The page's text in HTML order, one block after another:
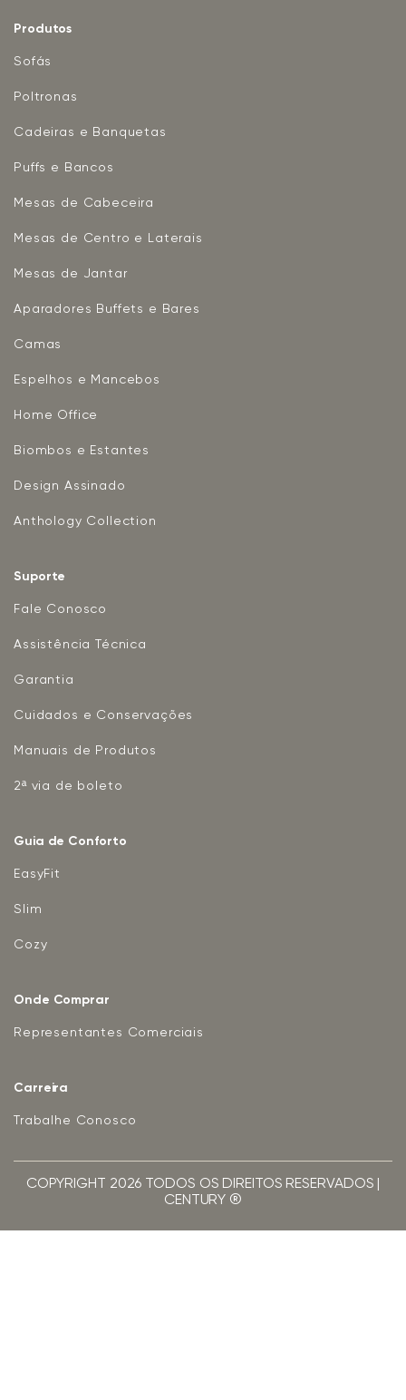
Produtos
Sofás
Poltronas
Cadeiras e Banquetas
Puffs e Bancos
Mesas de Cabeceira
Mesas de Centro e Laterais
Mesas de Jantar
Aparadores Buffets e Bares
Camas
Espelhos e Mancebos
Home Office
Biombos e Estantes
Design Assinado
Anthology Collection
Suporte
Fale Conosco
Assistência Técnica
Garantia
Cuidados e Conservações
Manuais de Produtos
2ª via de boleto
Guia de Conforto
EasyFit
Slim
Cozy
Onde Comprar
Representantes Comerciais
Carreira
Trabalhe Conosco
COPYRIGHT 2026 TODOS OS DIREITOS RESERVADOS |
CENTURY ®